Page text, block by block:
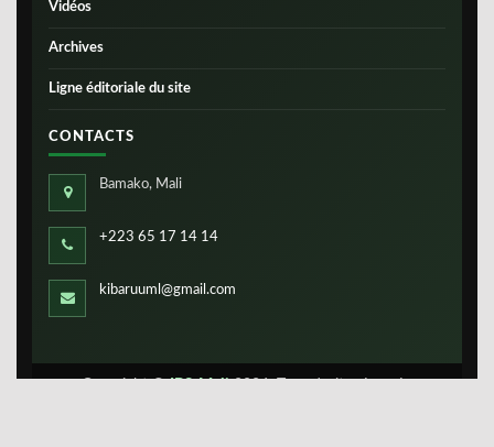
Vidéos
Archives
Ligne éditoriale du site
CONTACTS
Bamako, Mali
+223 65 17 14 14
kibaruuml@gmail.com